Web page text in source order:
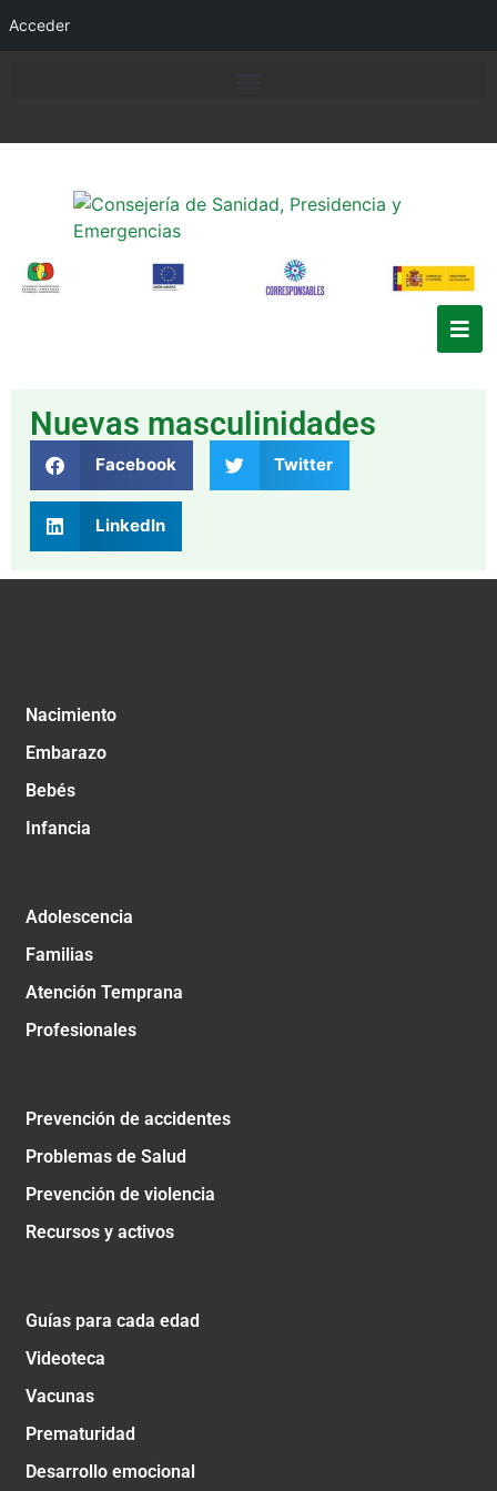
Acceder
Nuevas masculinidades
Facebook Twitter
LinkedIn
Nacimiento
Embarazo
Bebés
Infancia
Adolescencia
Familias
Atención Temprana
Profesionales
Prevención de accidentes
Problemas de Salud
Prevención de violencia
Recursos y activos
Guías para cada edad
Videoteca
Vacunas
Prematuridad
Desarrollo emocional